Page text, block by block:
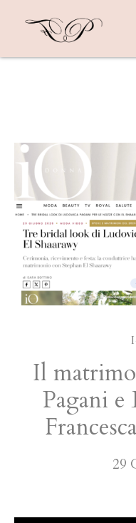
Il
Pagani e
29